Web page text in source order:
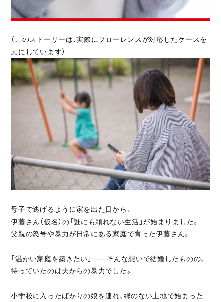
（このストーリーは、実際にフローレンスが対応したケースを
元にしています）
母子で逃げるように家を出た日から、
伊藤さん（仮名）の「誰にも頼れない生活」が始まりました。
父親の怒号や暴力が日常にある家庭で育った伊藤さん。
「温かい家庭を築きたい」——そんな想いで結婚したものの、
待っていたのは夫からの暴力でした。
小学校に入ったばかりの娘を連れ、縁のない土地で始まった